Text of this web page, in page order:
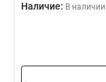
Наличие: В наличии